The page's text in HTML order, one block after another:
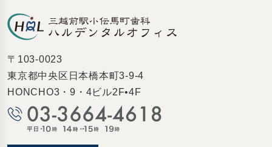
〒103-0023
東京都中央区日本橋本町3-9-4
HONCHO3・9・4ビル2F•4F